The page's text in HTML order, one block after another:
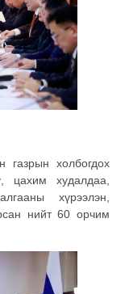
газрын холбогдох
цахим худалдаа,
хүрээлэн,
нийт 60 орчим